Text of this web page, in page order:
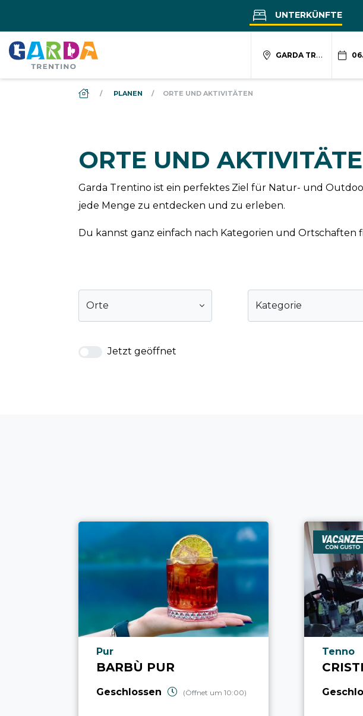
UNTERKÜNFTE
GARDA TRENTINO
DS_BREADCRUMB.HOME
PLANEN ORTE UND AKTIVITÄTEN
ORTE UND
Garda Trentino ist ein perfektes Ziel für Natur- und
jede Menge zu entdecken und zu erleben.
Du kannst ganz einfach nach Kategorien und Ortschaften
Orte Kategorie
Jetzt geöffnet
aria.poi_location_prefix
Pur
BARBÙ PUR
Geschlossen (Öffnet um 10:00)
Tenno